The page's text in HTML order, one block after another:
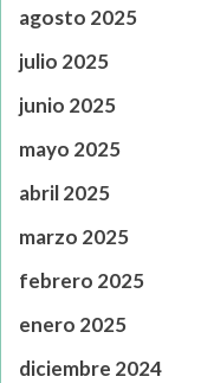
agosto 2025
julio 2025
junio 2025
mayo 2025
abril 2025
marzo 2025
febrero 2025
enero 2025
diciembre 2024